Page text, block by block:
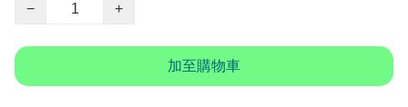
−
+
加至購物車